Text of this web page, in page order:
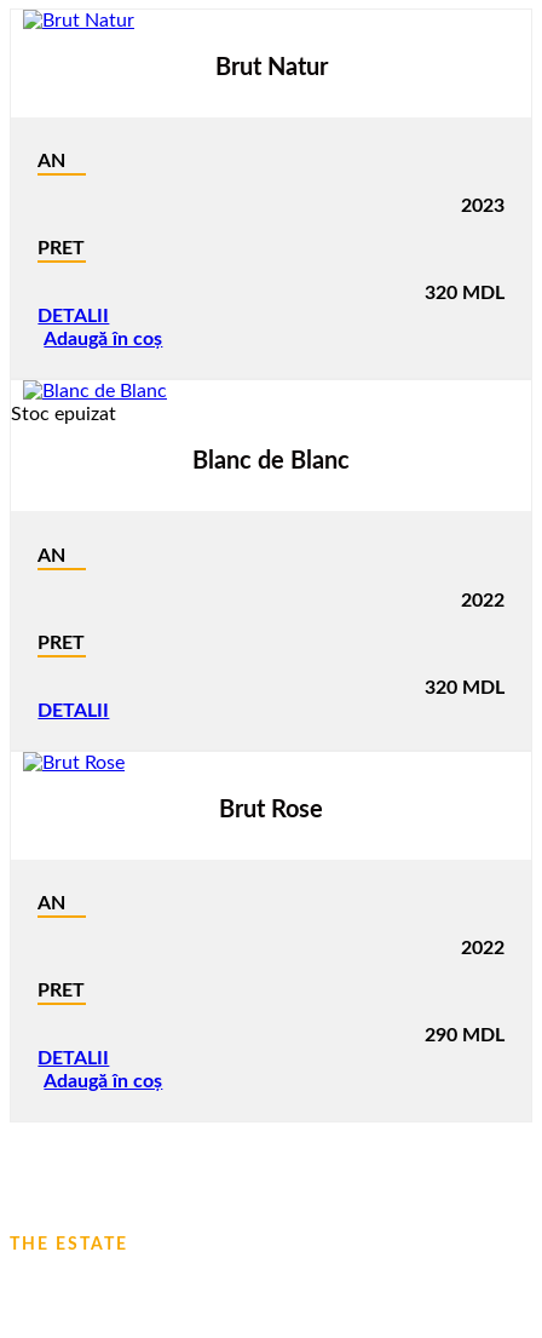
Brut Natur
AN
2023
PRET
320 MDL
DETALII
Adaugă în coș
Stoc epuizat
Blanc de Blanc
AN
2022
PRET
320 MDL
DETALII
Brut Rose
AN
2022
PRET
290 MDL
DETALII
Adaugă în coș
THE ESTATE